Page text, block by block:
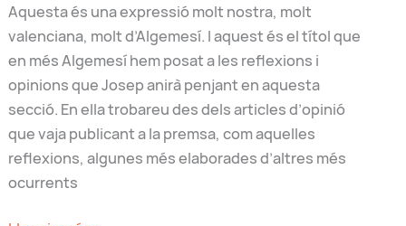
Aquesta és una expressió molt nostra, molt
valenciana, molt d’Algemesí. I aquest és el títol que
en més Algemesí hem posat a les reflexions i
opinions que Josep anirà penjant en aquesta
secció. En ella trobareu des dels articles d’opinió
que vaja publicant a la premsa, com aquelles
reflexions, algunes més elaborades d’altres més
ocurrents